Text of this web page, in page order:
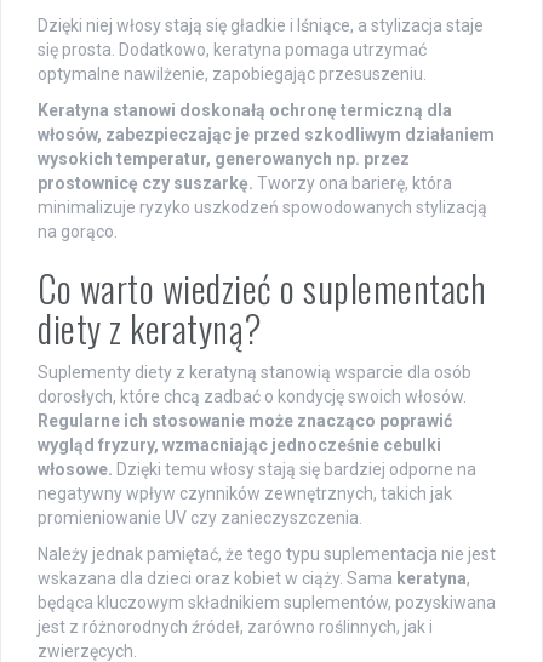
Dzięki niej włosy stają się gładkie i lśniące, a stylizacja staje
się prosta. Dodatkowo, keratyna pomaga utrzymać
optymalne nawilżenie, zapobiegając przesuszeniu.
Keratyna stanowi doskonałą ochronę termiczną dla
włosów, zabezpieczając je przed szkodliwym działaniem
wysokich temperatur, generowanych np. przez
prostownicę czy suszarkę. Tworzy ona barierę, która
minimalizuje ryzyko uszkodzeń spowodowanych stylizacją
na gorąco.
Co warto wiedzieć o suplementach
diety z keratyną?
Suplementy diety z keratyną stanowią wsparcie dla osób
dorosłych, które chcą zadbać o kondycję swoich włosów.
Regularne ich stosowanie może znacząco poprawić
wygląd fryzury, wzmacniając jednocześnie cebulki
włosowe. Dzięki temu włosy stają się bardziej odporne na
negatywny wpływ czynników zewnętrznych, takich jak
promieniowanie UV czy zanieczyszczenia.
Należy jednak pamiętać, że tego typu suplementacja nie jest
wskazana dla dzieci oraz kobiet w ciąży. Sama keratyna,
będąca kluczowym składnikiem suplementów, pozyskiwana
jest z różnorodnych źródeł, zarówno roślinnych, jak i
zwierzęcych.